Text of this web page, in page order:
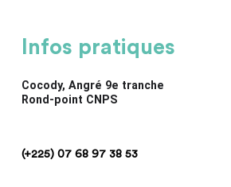
Infos pratiques
Cocody, Angré 9e tranche
Rond-point CNPS
(+225) 07 68 97 38 53